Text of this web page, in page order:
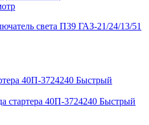
света П39 ГАЗ-21/24/13/51
Быстрый
Быстрый